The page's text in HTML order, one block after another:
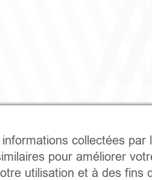
collectées par
pour améliorer
utilisation et à des fins